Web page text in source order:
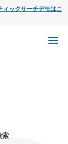
ィックサーチデモはこ
索